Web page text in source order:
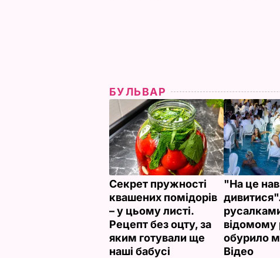
БУЛЬВАР
Секрет пружності
квашених помідорів
– у цьому листі.
Рецепт без оцту, за
яким готували ще
наші бабусі
"На це
відомому
обурило
Відео